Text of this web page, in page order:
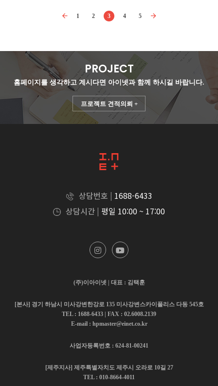
1 2 3 4 5
PROJECT
홈페이지를 생각하고 계시다면 아이넷과 함께 하시길 바랍니다.
프로젝트 견적의뢰 +
상담번호 | 1688-6433
상담시간 | 평일 10:00 ~ 17:00
(주)이아이넷 | 대표 : 김택훈
[본사] 경기 하남시 미사강변한강로 135 미사강변스카이폴리스 다동 545호
TEL : 1688-6433 | FAX : 02.6008.2139
E-mail : hpmaster@einet.co.kr
사업자등록번호 : 624-81-00241
[제주지사] 제주특별자치도 제주시 오라로 10길 27
TEL : 010-8664-4011